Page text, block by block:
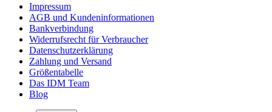
Impressum
AGB und Kundeninformationen
Bankverbindung
Widerrufsrecht für Verbraucher
Datenschutzerklärung
Zahlung und Versand
Größentabelle
Das IDM Team
Blog